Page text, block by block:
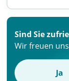
Sind Sie
Wir freuen
Ja